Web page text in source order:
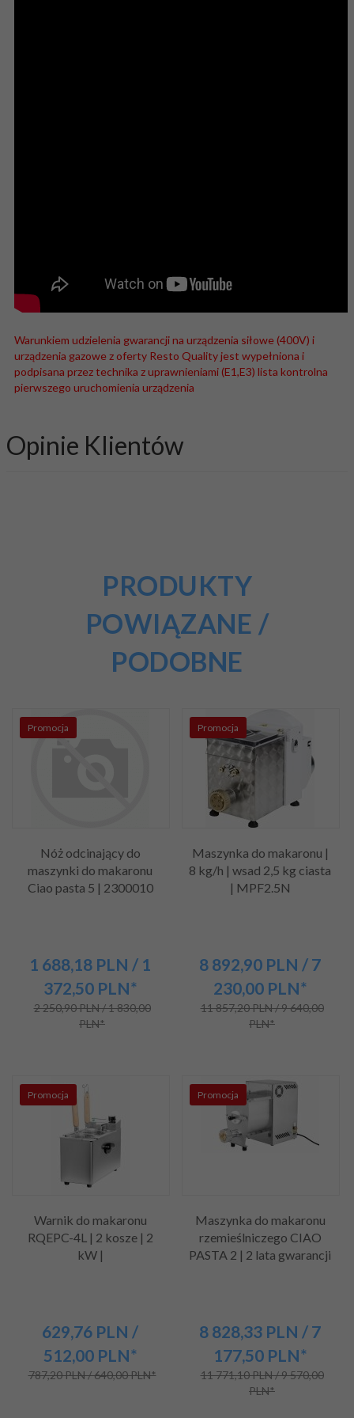
Warunkiem udzielenia gwarancji na urządzenia siłowe (400V) i
urządzenia gazowe z oferty Resto Quality jest wypełniona i
podpisana przez technika z uprawnieniami (E1,E3) lista kontrolna
pierwszego uruchomienia urządzenia
Opinie Klientów
PRODUKTY
POWIĄZANE /
PODOBNE
Promocja
Nóż odcinający do
maszynki do makaronu
Ciao pasta 5 | 2300010
1 688,18 PLN / 1
372,50 PLN*
2 250,90 PLN / 1 830,00
PLN*
Promocja
Maszynka do makaronu |
8 kg/h | wsad 2,5 kg ciasta
| MPF2.5N
8 892,90 PLN / 7
230,00 PLN*
11 857,20 PLN / 9 640,00
PLN*
Promocja
Warnik do makaronu
RQEPC-4L | 2 kosze | 2
kW |
629,76 PLN /
512,00 PLN*
787,20 PLN / 640,00 PLN*
Promocja
Maszynka do makaronu
rzemieślniczego CIAO
PASTA 2 | 2 lata gwarancji
8 828,33 PLN / 7
177,50 PLN*
11 771,10 PLN / 9 570,00
PLN*